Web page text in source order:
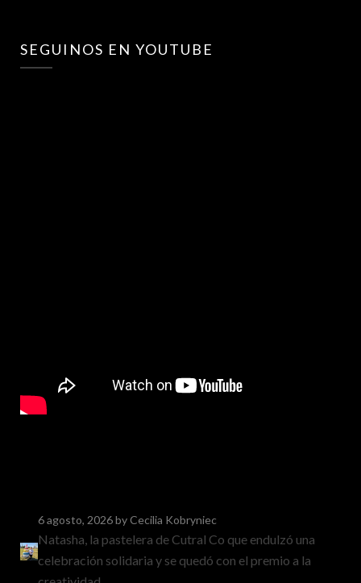
SEGUINOS EN YOUTUBE
6 agosto, 2026by Cecilia Kobryniec
Natasha, la pastelera de Cutral Co que endulzó una
celebración solidaria y se quedó con el premio a la